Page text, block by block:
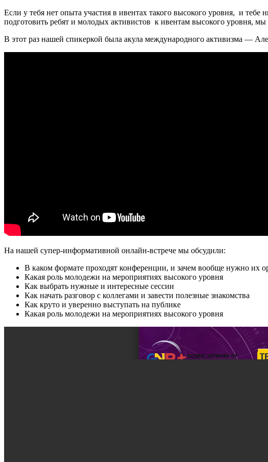
Если у тебя нет опыта участия в ивентах такого высокого уровня, и
подготовить ребят и молодых активистов к ивентам высокого уровня, мы
В этот раз нашей спикеркой была акула международного активизма —
На нашей супер-информативной онлайн-встрече мы обсудили:
В каком формате проходят конференции, и зачем вообще нужно их
Какая роль молодежи на мероприятиях высокого уровня
Как выбрать нужные и интересные сессии
Как начать разговор с коллегами и завести полезные знакомства
Как круто и уверенно выступать на публике
Какая роль молодежи на мероприятиях высокого уровня